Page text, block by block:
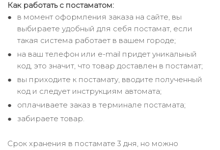
Как работать с постаматом:
в момент оформления заказа на сайте, вы
выбираете удобный для себя постамат, если
такая система работает в вашем городе;
на ваш телефон или e-mail придет уникальный
код, это значит, что товар доставлен в постамат;
вы приходите к постамату, вводите полученный
код и следует инструкциям автомата;
оплачиваете заказ в терминале постамата;
забираете товар.
Срок хранения в постамате 3 дня, но можно